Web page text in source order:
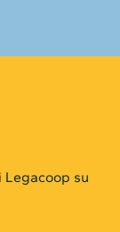
su